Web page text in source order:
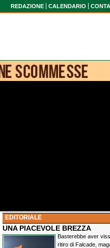
REDAZIONE CALENDARIO
EDITORIALE
UNA PIACEVOLE BREZZA
Basterebbe aver
ritiro di Falcade,